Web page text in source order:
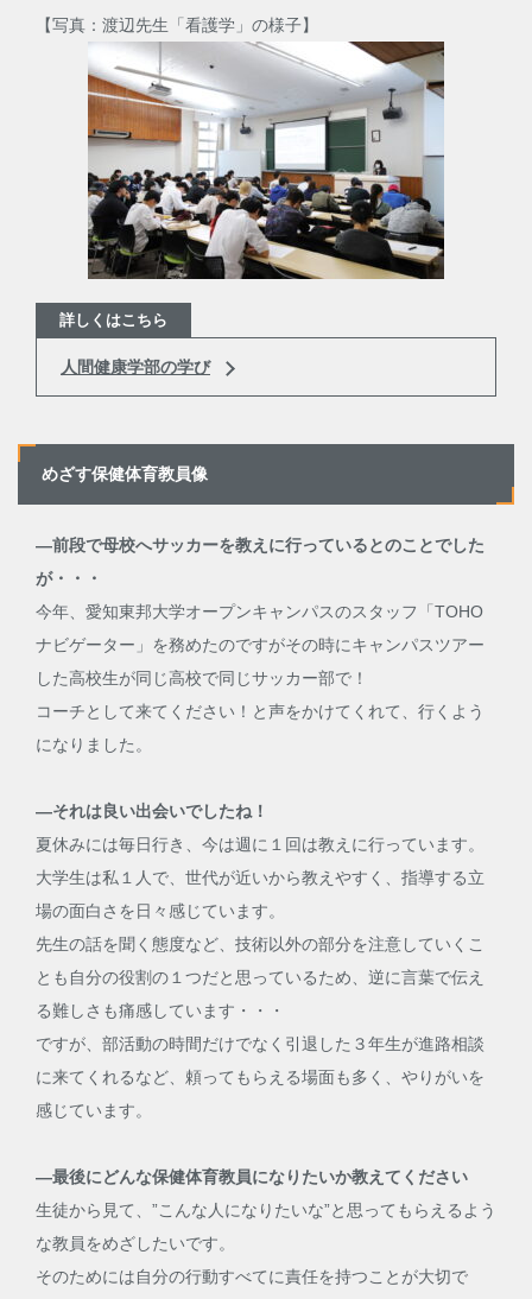
【写真：渡辺先生「看護学」の様子】
詳しくはこちら
人間健康学部の学び
めざす保健体育教員像
―前段で母校へサッカーを教えに行っているとのことでした
が・・・
今年、愛知東邦大学オープンキャンパスのスタッフ「TOHO
ナビゲーター」を務めたのですがその時にキャンパスツアー
した高校生が同じ高校で同じサッカー部で！
コーチとして来てください！と声をかけてくれて、行くよう
になりました。
―それは良い出会いでしたね！
夏休みには毎日行き、今は週に１回は教えに行っています。
大学生は私１人で、世代が近いから教えやすく、指導する立
場の面白さを日々感じています。
先生の話を聞く態度など、技術以外の部分を注意していくこ
とも自分の役割の１つだと思っているため、逆に言葉で伝え
る難しさも痛感しています・・・
ですが、部活動の時間だけでなく引退した３年生が進路相談
に来てくれるなど、頼ってもらえる場面も多く、やりがいを
感じています。
―最後にどんな保健体育教員になりたいか教えてください
生徒から見て、”こんな人になりたいな”と思ってもらえるよう
な教員をめざしたいです。
そのためには自分の行動すべてに責任を持つことが大切で